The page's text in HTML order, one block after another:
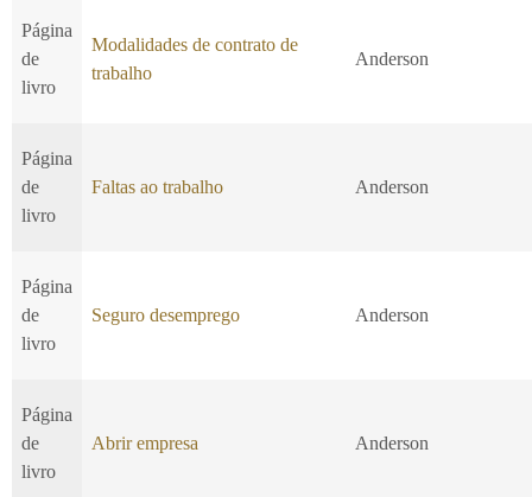
Página
de
livro
Modalidades de contrato de
trabalho
Anderson
Página
de
livro
Faltas ao trabalho Anderson
Página
de
livro
Seguro desemprego Anderson
Página
de
livro
Abrir empresa Anderson